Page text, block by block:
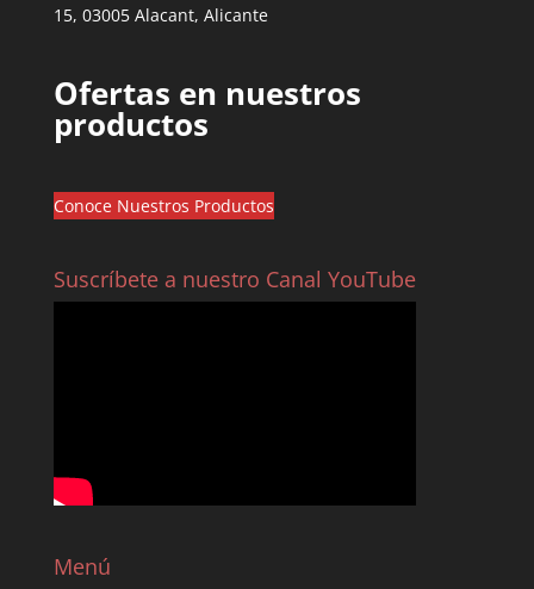
15, 03005 Alacant, Alicante
Ofertas en nuestros
productos
Conoce Nuestros Productos
Suscríbete a nuestro Canal YouTube
Menú